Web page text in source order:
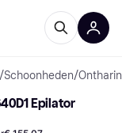
/Schoonheden/
Epilator